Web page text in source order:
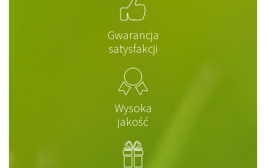
Gwarancja
satysfakcji
Wysoka
jakość